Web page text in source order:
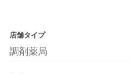
店舗タイプ
調剤薬局